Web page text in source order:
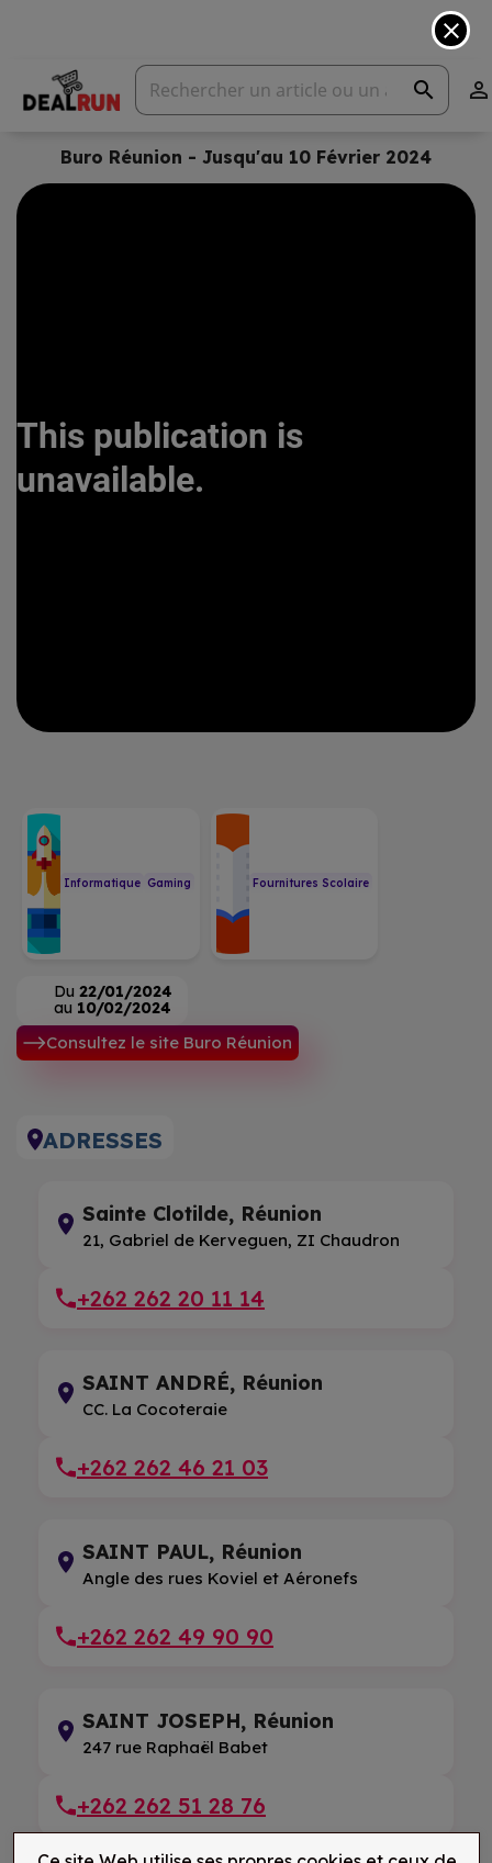
search 
close
Buro Réunion - Jusqu'au 10 Février 2024
Informatique Gaming Fournitures Scolaire
Du 22/01/2024
au 10/02/2024
Consultez le site Buro Réunion
ADRESSES
Sainte Clotilde, Réunion
21, Gabriel de Kerveguen, ZI Chaudron
+262 262 20 11 14
SAINT ANDRÉ, Réunion
CC. La Cocoteraie
+262 262 46 21 03
SAINT PAUL, Réunion
Angle des rues Koviel et Aéronefs
+262 262 49 90 90
SAINT JOSEPH, Réunion
247 rue Raphaël Babet
+262 262 51 28 76